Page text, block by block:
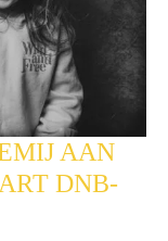
AAN
DNB-